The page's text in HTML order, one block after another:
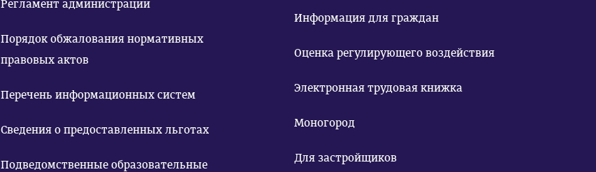
Регламент администрации
Порядок обжалования нормативных
правовых актов
Перечень информационных систем
Сведения о предоставленных льготах
Подведомственные образовательные
Информация для граждан
Оценка регулирующего воздействия
Электронная трудовая книжка
Моногород
Для застройщиков